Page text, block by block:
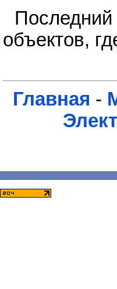
объектов,
Главная -